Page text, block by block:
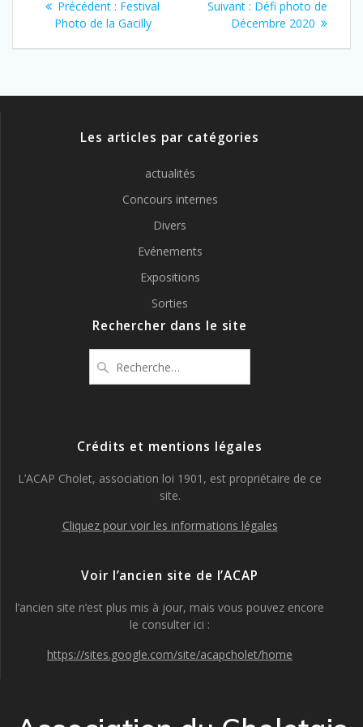
Précédent : Article
précédent
Festival
Photo de la Gacilly
Suivant : Article
suivant
Défi photo de
Décembre 2020
Les articles par catégories
actualités
Concours internes
Divers
Evénements
Expositions
Sorties
Rechercher dans le site
pour
Crédits et mentions légales
L’ACAP Cholet, association loi 1901, est propriétaire de ce
site.
Cliquez pour voir les informations légales
Voir l’ancien site de l’ACAP
l’ancien site n’est plus mis à jour, mais vous pouvez encore
le consulter ici :
https://sites.google.com/site/acapcholet/home